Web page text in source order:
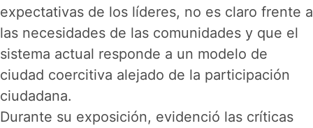
expectativas de los líderes, no es claro frente a
las necesidades de las comunidades y que el
sistema actual responde a un modelo de
ciudad coercitiva alejado de la participación
ciudadana.
Durante su exposición, evidenció las críticas